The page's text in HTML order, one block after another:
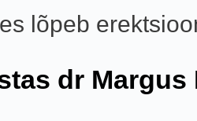
lõpeb
dr Margus